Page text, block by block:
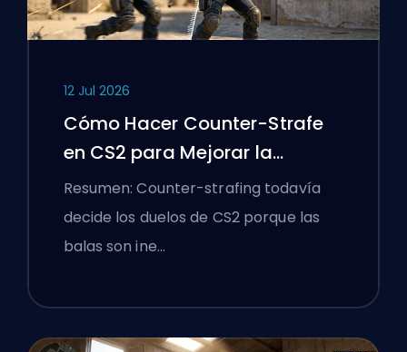
12 Jul 2026
Cómo Hacer Counter-Strafe
en CS2 para Mejorar la
Precisión
Resumen: Counter-strafing todavía
decide los duelos de CS2 porque las
balas son ine…